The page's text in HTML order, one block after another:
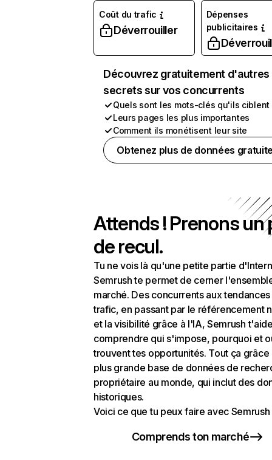
Coût du trafic
Déverrouiller
Dépenses
publicitaires
Découvrez gratuitement d'autres
secrets sur vos concurrents
Quels sont les mots-clés qu'ils ciblent
Leurs pages les plus importantes
Comment ils monétisent leur site
Obtenez plus de données
Attends ! Prenons un
de recul.
Tu ne vois là qu'une petite partie
Semrush te permet de cerner
marché. Des concurrents aux
trafic, en passant par le référencement
et la visibilité grâce à l'IA, Semrush
comprendre qui s'impose, pourquoi et
trouvent tes opportunités. Tout ça grâce
plus grande base de données de
propriétaire au monde, qui inclut des
historiques.
Voici ce que tu peux faire avec Semrush
Comprends ton marché